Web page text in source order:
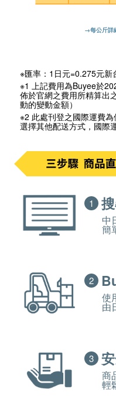
→每公斤詳
※匯率：1日元=0.275元新
※1 上記費用為Buyee於
佈於官網之費用所精算出
動的變動金額）
※2 此處刊登之國際運費
選擇其他配送方式，國際
1
中
簡
2
使
由
3
商
輕